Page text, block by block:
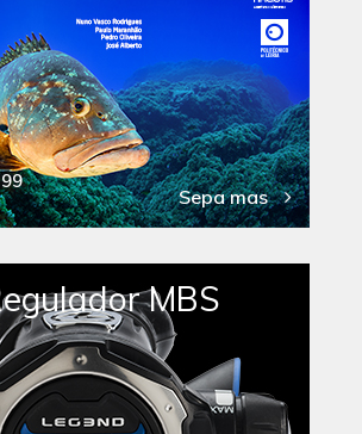
99
Sepa mas
MBS